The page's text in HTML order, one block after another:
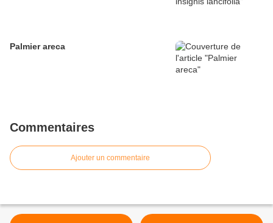
Palmier areca
Commentaires
Ajouter un commentaire